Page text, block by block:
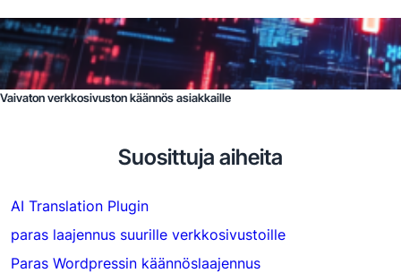
Vaivaton verkkosivuston käännös asiakkaille
Suosittuja aiheita
AI Translation Plugin
paras laajennus suurille verkkosivustoille
Paras Wordpressin käännöslaajennus